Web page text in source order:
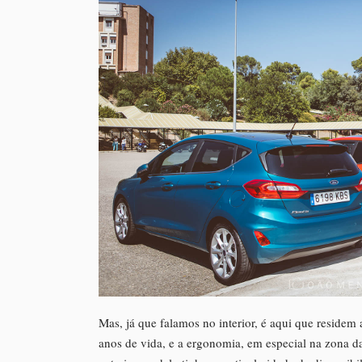
Mas, já que falamos no interior, é aqui que
anos de vida, e a ergonomia, em especial na zona